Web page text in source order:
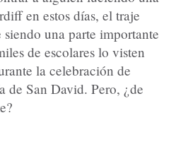
en estos días, el traje
una parte importante
de escolares lo visten
la celebración de
de San David. Pero, ¿de